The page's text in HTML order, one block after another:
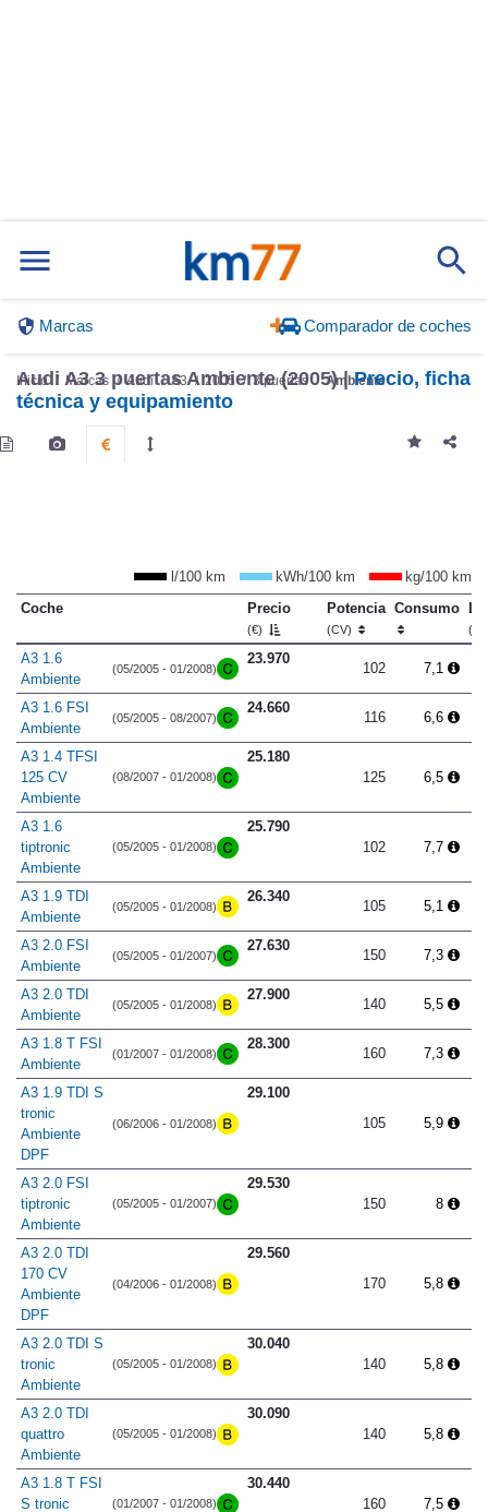
Marcas Comparador de coches
Inicio Marcas Audi A3 2005 3 puertas Ambiente
Audi A3 3 puertas Ambiente (2005) |Precio, ficha
técnica y equipamiento
l/100 km kWh/100 km
kg/100 km
Coche
Precio
(€)
Potencia
(CV)
Consumo
A3 1.6
Ambiente
(05/2005 - 01/2008)
23.970
102 7,1
A3 1.6 FSI
Ambiente
(05/2005 - 08/2007)
24.660
116 6,6
A3 1.4 TFSI
125 CV
Ambiente
(08/2007 - 01/2008)
25.180
125
6,5
A3 1.6
tiptronic
Ambiente
(05/2005 - 01/2008)
25.790
102
7,7
A3 1.9 TDI
Ambiente
(05/2005 - 01/2008)
26.340
105 5,1
A3 2.0 FSI
Ambiente
(05/2005 - 01/2007)
27.630
150 7,3
A3 2.0 TDI
Ambiente
(05/2005 - 01/2008)
27.900
140 5,5
A3 1.8 T FSI
Ambiente
(01/2007 - 01/2008)
28.300
160 7,3
A3 1.9 TDI S
tronic
Ambiente
DPF
(06/2006 - 01/2008)
29.100
105
5,9
A3 2.0 FSI
tiptronic
Ambiente
(05/2005 - 01/2007)
29.530
150
8
A3 2.0 TDI
170 CV
Ambiente
DPF
(04/2006 - 01/2008)
29.560
170
5,8
A3 2.0 TDI S
tronic
Ambiente
(05/2005 - 01/2008)
30.040
140
5,8
A3 2.0 TDI
quattro
Ambiente
(05/2005 - 01/2008)
30.090
140
5,8
A3 1.8 T FSI
S tronic
(01/2007 - 01/2008)
30.440
160
7,5